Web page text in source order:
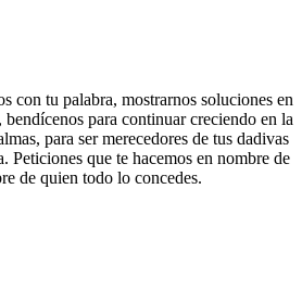
con tu palabra, mostrarnos soluciones en
para continuar creciendo en la
para ser merecedores de tus dadivas
Peticiones que te hacemos en nombre de
de quien todo lo concedes.